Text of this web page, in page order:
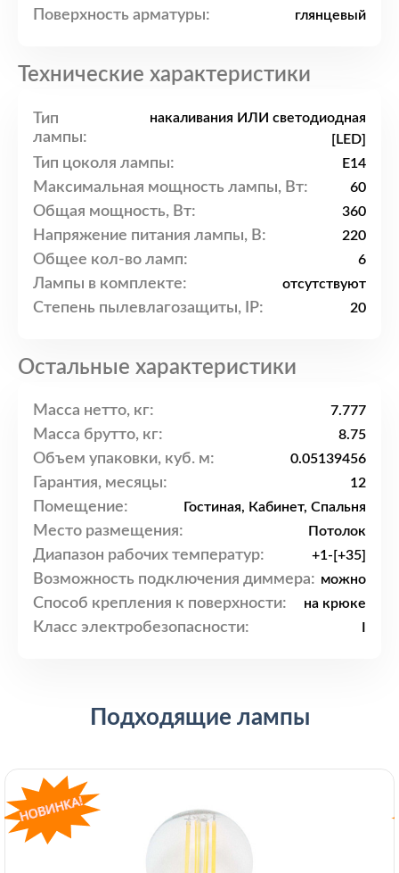
Поверхность арматуры: глянцевый
Технические характеристики
Тип
лампы:
накаливания ИЛИ светодиодная
[LED]
Тип цоколя лампы: E14
Максимальная мощность лампы, Вт: 60
Общая мощность, Вт: 360
Напряжение питания лампы, В: 220
Общее кол-во ламп: 6
Лампы в комплекте: отсутствуют
Степень пылевлагозащиты, IP: 20
Остальные характеристики
Масса нетто, кг: 7.777
Масса брутто, кг: 8.75
Объем упаковки, куб. м: 0.05139456
Гарантия, месяцы: 12
Помещение: Гостиная, Кабинет, Спальня
Место размещения: Потолок
Диапазон рабочих температур: +1-[+35]
Возможность подключения диммера: можно
Способ крепления к поверхности: на крюке
Класс электробезопасности:
Подходящие лампы